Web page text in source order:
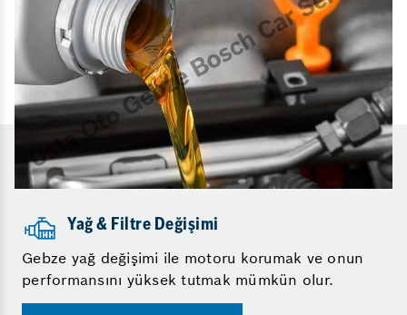
Yağ & Filtre Değişimi
Gebze yağ değişimi ile motoru korumak ve onun
performansını yüksek tutmak mümkün olur.